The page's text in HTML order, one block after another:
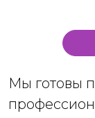
Мы готовы